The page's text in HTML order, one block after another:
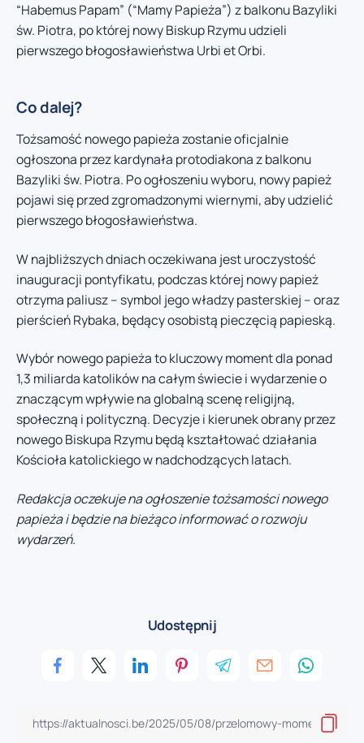
“Habemus Papam” (“Mamy Papieża”) z balkonu Bazyliki
św. Piotra, po której nowy Biskup Rzymu udzieli
pierwszego błogosławieństwa Urbi et Orbi.
Co dalej?
Tożsamość nowego papieża zostanie oficjalnie
ogłoszona przez kardynała protodiakona z balkonu
Bazyliki św. Piotra. Po ogłoszeniu wyboru, nowy papież
pojawi się przed zgromadzonymi wiernymi, aby udzielić
pierwszego błogosławieństwa.
W najbliższych dniach oczekiwana jest uroczystość
inauguracji pontyfikatu, podczas której nowy papież
otrzyma paliusz – symbol jego władzy pasterskiej – oraz
pierścień Rybaka, będący osobistą pieczęcią papieską.
Wybór nowego papieża to kluczowy moment dla ponad
1,3 miliarda katolików na całym świecie i wydarzenie o
znaczącym wpływie na globalną scenę religijną,
społeczną i polityczną. Decyzje i kierunek obrany przez
nowego Biskupa Rzymu będą kształtować działania
Kościoła katolickiego w nadchodzących latach.
Redakcja oczekuje na ogłoszenie tożsamości nowego
papieża i będzie na bieżąco informować o rozwoju
wydarzeń.
Udostępnij